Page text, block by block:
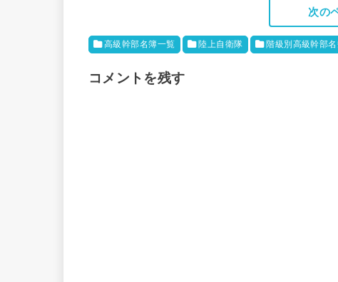
次の
高級幹部名簿一覧 陸上自衛隊 階級別高級幹部
コメントを残す